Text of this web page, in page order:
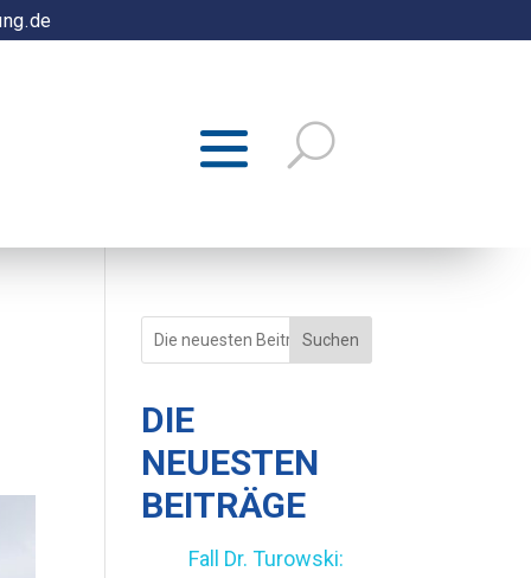
Suchen
DIE
NEUESTEN
BEITRÄGE
Fall Dr. Turowski: